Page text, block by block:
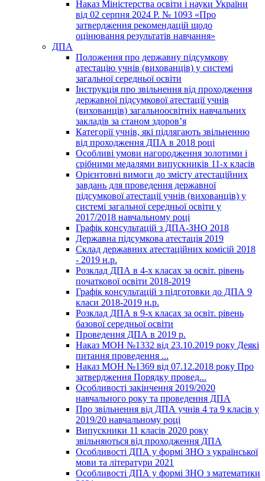
Наказ Міністерства освіти і науки України
від 02 серпня 2024 Р. № 1093 «Про
затвердження рекомендацій щодо
оцінювання результатів навчання»
ДПА
Положення про державну підсумкову
атестацію учнів (вихованців) у системі
загальної середньої освіти
Інструкція про звільнення від проходження
державної підсумкової атестації учнів
(вихованців) загальноосвітніх навчальних
закладів за станом здоров’я
Категорії учнів, які підлягають звільненню
від проходження ДПА в 2018 році
Особливі умови нагородження золотими і
срібними медалями випускників 11-х класів
Орієнтовні вимоги до змісту атестаційних
завдань для проведення державної
підсумкової атестації учнів (вихованців) у
системі загальної середньої освіти у
2017/2018 навчальному році
Графік консультацій з ДПА-ЗНО 2018
Державна підсумкова атестація 2019
Склад державних атестаційних комісій 2018
- 2019 н.р.
Розклад ДПА в 4-х класах за освіт. рівень
початкової освіти 2018-2019
Графік консультацій з підготовки до ДПА 9
класи 2018-2019 н.р.
Розклад ДПА в 9-х класах за освіт. рівень
базової середньої освіти
Проведення ДПА в 2019 р.
Наказ МОН №1332 від 23.10.2019 року Деякі
питання проведення ...
Наказ МОН №1369 від 07.12.2018 року Про
затвердження Порядку провед...
Особливості закінчення 2019/2020
навчального року та проведення ДПА
Про звільнення від ДПА учнів 4 та 9 класів у
2019/20 навчальному році
Випускники 11 класів 2020 року
звільняються від проходження ДПА
Особливості ДПА у формі ЗНО з української
мови та літератури 2021
Особливості ДПА у формі ЗНО з математики